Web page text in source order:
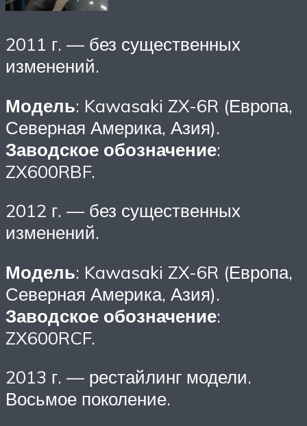
2011 г. — без существенных
изменений.
Модель: Kawasaki ZX-6R (Европа,
Северная Америка, Азия).
Заводское обозначение:
ZX600RBF.
2012 г. — без существенных
изменений.
Модель: Kawasaki ZX-6R (Европа,
Северная Америка, Азия).
Заводское обозначение:
ZX600RCF.
2013 г. — рестайлинг модели.
Восьмое поколение.